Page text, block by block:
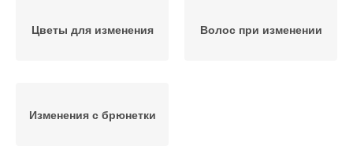
Цветы для изменения Волос при изменении
Изменения с брюнетки